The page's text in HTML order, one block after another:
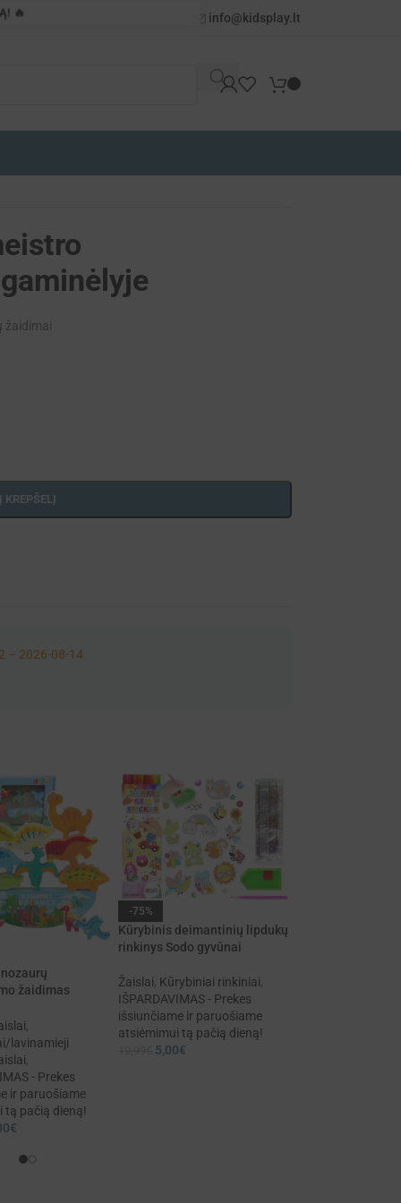
🔥 info@kidsplay.lt
žaidimai
Į KREPŠELĮ
– 2026-08-14
žaidimas
,
lavinamieji
,
- Prekes
ir paruošiame
tą pačią dieną!
€
-75%
Kūrybinis deimantinių lipdukų
rinkinys Sodo gyvūnai
Žaislai, Kūrybiniai rinkiniai,
IŠPARDAVIMAS - Prekes
išsiunčiame ir paruošiame
atsiėmimui tą pačią dieną!
5,00€